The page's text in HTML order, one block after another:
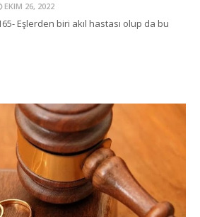
EKIM 26, 2022
Eşlerden biri akıl hastası olup da bu